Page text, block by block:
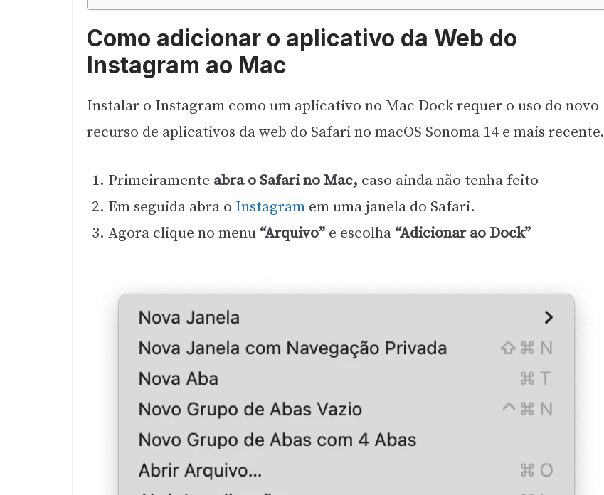
Como adicionar o aplicativo da Web do
Instagram ao Mac
Instalar o Instagram como um aplicativo no Mac Dock requer o uso do novo
recurso de aplicativos da web do Safari no macOS Sonoma 14 e mais recente.
Primeiramente abra o Safari no Mac, caso ainda não tenha feito
Em seguida abra o Instagram em uma janela do Safari.
Agora clique no menu “Arquivo” e escolha “Adicionar ao Dock”